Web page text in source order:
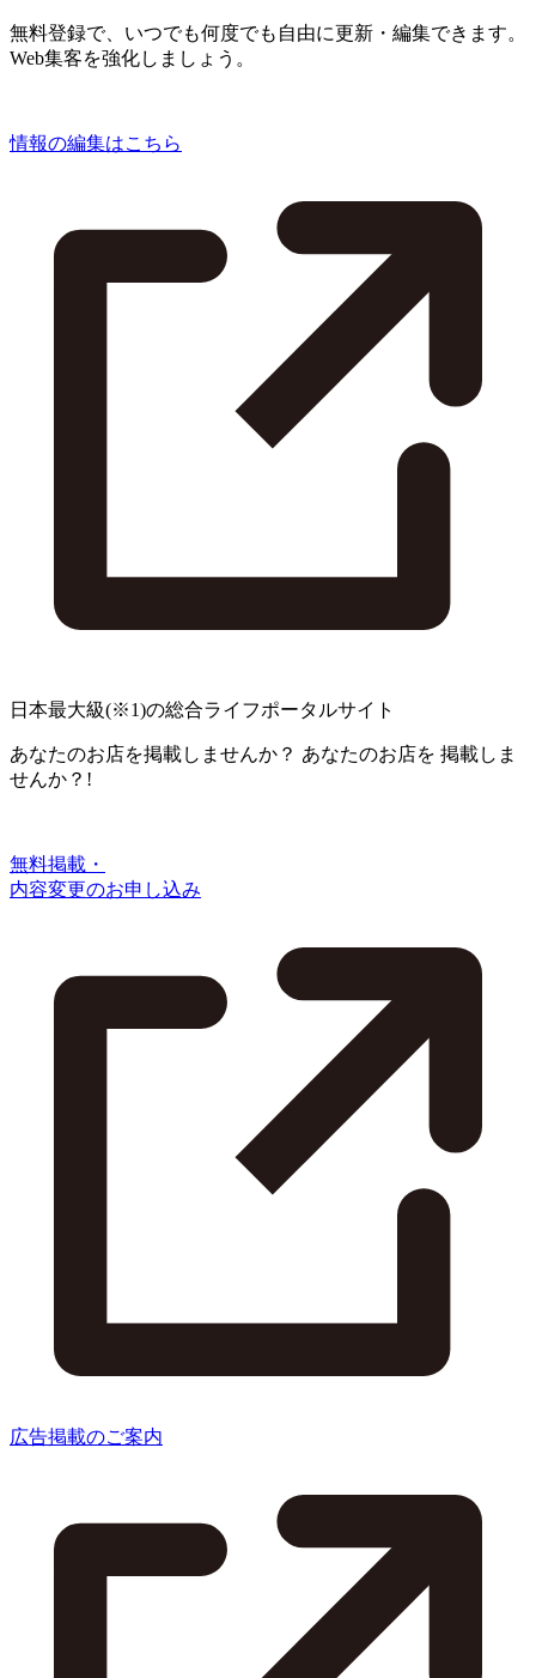
無料登録で、いつでも何度でも自由に更新・編集できます。
Web集客を強化しましょう。
情報の編集はこちら
日本最大級(※1)の総合ライフポータルサイト
あなたのお店を掲載しませんか？ あなたのお店を 掲載しま
せんか？!
無料掲載・
内容変更のお申し込み
広告掲載のご案内